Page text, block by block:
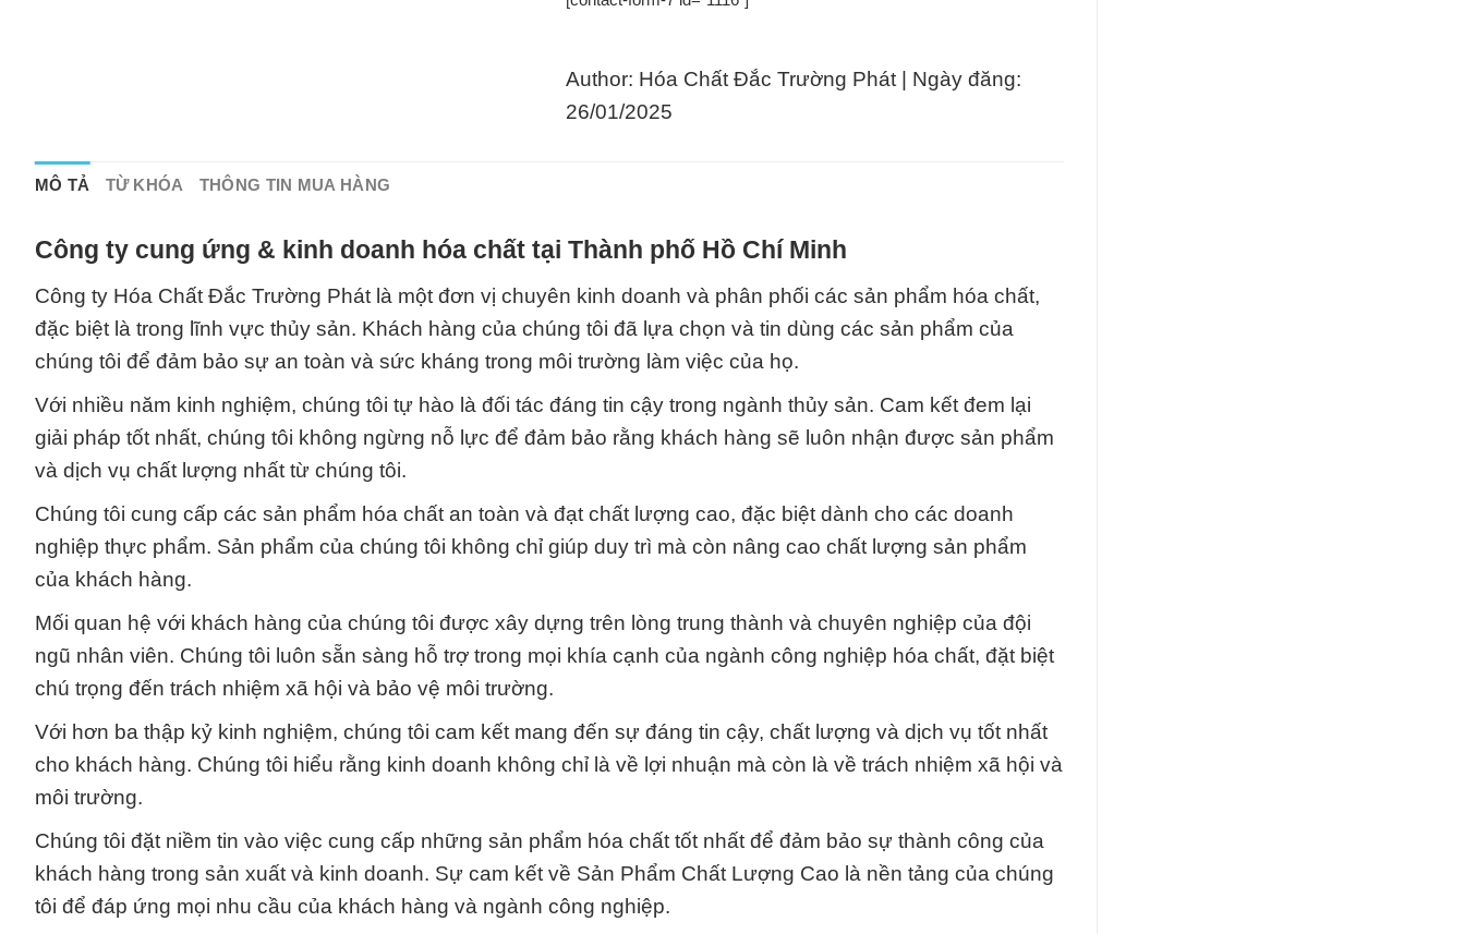
Author: Hóa Chất Đắc Trường Phát | Ngày đăng:
26/01/2025
MÔ TẢ TỪ KHÓA THÔNG TIN MUA HÀNG
Công ty cung ứng & kinh doanh hóa chất tại Thành phố Hồ Chí Minh
Công ty Hóa Chất Đắc Trường Phát là một đơn vị chuyên kinh doanh và phân phối các sản phẩm hóa chất,
đặc biệt là trong lĩnh vực thủy sản. Khách hàng của chúng tôi đã lựa chọn và tin dùng các sản phẩm của
chúng tôi để đảm bảo sự an toàn và sức kháng trong môi trường làm việc của họ.
Với nhiều năm kinh nghiệm, chúng tôi tự hào là đối tác đáng tin cậy trong ngành thủy sản. Cam kết đem lại
giải pháp tốt nhất, chúng tôi không ngừng nỗ lực để đảm bảo rằng khách hàng sẽ luôn nhận được sản phẩm
và dịch vụ chất lượng nhất từ chúng tôi.
Chúng tôi cung cấp các sản phẩm hóa chất an toàn và đạt chất lượng cao, đặc biệt dành cho các doanh
nghiệp thực phẩm. Sản phẩm của chúng tôi không chỉ giúp duy trì mà còn nâng cao chất lượng sản phẩm
của khách hàng.
Mối quan hệ với khách hàng của chúng tôi được xây dựng trên lòng trung thành và chuyên nghiệp của đội
ngũ nhân viên. Chúng tôi luôn sẵn sàng hỗ trợ trong mọi khía cạnh của ngành công nghiệp hóa chất, đặt biệt
chú trọng đến trách nhiệm xã hội và bảo vệ môi trường.
Với hơn ba thập kỷ kinh nghiệm, chúng tôi cam kết mang đến sự đáng tin cậy, chất lượng và dịch vụ tốt nhất
cho khách hàng. Chúng tôi hiểu rằng kinh doanh không chỉ là về lợi nhuận mà còn là về trách nhiệm xã hội và
môi trường.
Chúng tôi đặt niềm tin vào việc cung cấp những sản phẩm hóa chất tốt nhất để đảm bảo sự thành công của
khách hàng trong sản xuất và kinh doanh. Sự cam kết về Sản Phẩm Chất Lượng Cao là nền tảng của chúng
tôi để đáp ứng mọi nhu cầu của khách hàng và ngành công nghiệp.